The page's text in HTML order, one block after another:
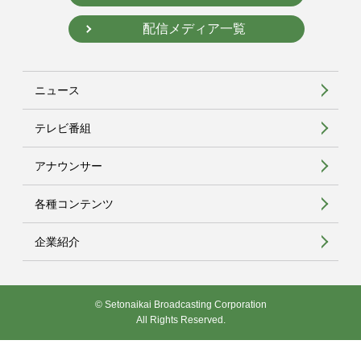
配信メディア一覧
ニュース
テレビ番組
アナウンサー
各種コンテンツ
企業紹介
© Setonaikai Broadcasting Corporation
All Rights Reserved.